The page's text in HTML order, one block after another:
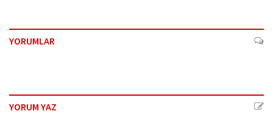
YORUMLAR
YORUM YAZ